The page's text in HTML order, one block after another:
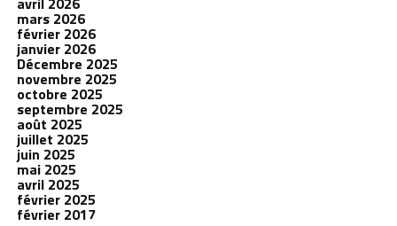
mars 2026
février 2026
janvier 2026
Décembre 2025
novembre 2025
octobre 2025
septembre 2025
août 2025
juillet 2025
juin 2025
mai 2025
avril 2025
février 2025
février 2017